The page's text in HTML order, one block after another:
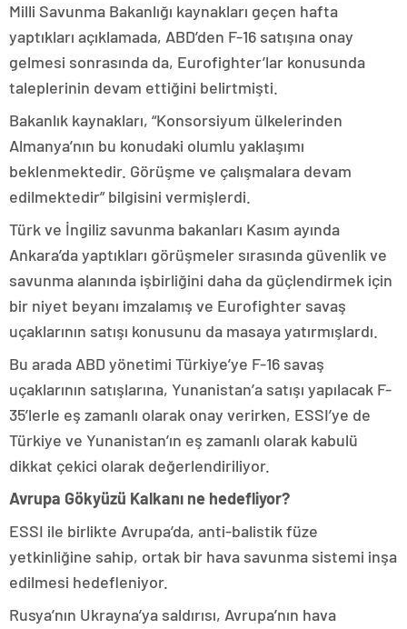
Milli Savunma Bakanlığı kaynakları geçen hafta
yaptıkları açıklamada, ABD’den F-16 satışına onay
gelmesi sonrasında da, Eurofighter’lar konusunda
taleplerinin devam ettiğini belirtmişti.
Bakanlık kaynakları, “Konsorsiyum ülkelerinden
Almanya’nın bu konudaki olumlu yaklaşımı
beklenmektedir. Görüşme ve çalışmalara devam
edilmektedir” bilgisini vermişlerdi.
Türk ve İngiliz savunma bakanları Kasım ayında
Ankara’da yaptıkları görüşmeler sırasında güvenlik ve
savunma alanında işbirliğini daha da güçlendirmek için
bir niyet beyanı imzalamış ve Eurofighter savaş
uçaklarının satışı konusunu da masaya yatırmışlardı.
Bu arada ABD yönetimi Türkiye’ye F-16 savaş
uçaklarının satışlarına, Yunanistan’a satışı yapılacak F-
35’lerle eş zamanlı olarak onay verirken, ESSI’ye de
Türkiye ve Yunanistan’ın eş zamanlı olarak kabulü
dikkat çekici olarak değerlendiriliyor.
Avrupa Gökyüzü Kalkanı ne hedefliyor?
ESSI ile birlikte Avrupa’da, anti-balistik füze
yetkinliğine sahip, ortak bir hava savunma sistemi inşa
edilmesi hedefleniyor.
Rusya’nın Ukrayna’ya saldırısı, Avrupa’nın hava